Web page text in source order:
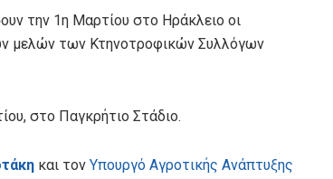
την 1η Μαρτίου στο Ηράκλειο οι
μελών των Κτηνοτροφικών Συλλόγων
στο Παγκρήτιο Στάδιο.
και τον Υπουργό Αγροτικής Ανάπτυξης